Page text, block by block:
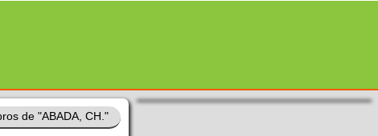
de "ABADA, CH."